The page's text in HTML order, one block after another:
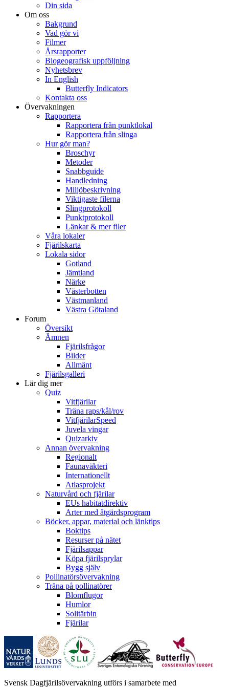
Din sida
Om oss
Bakgrund
Vad gör vi
Filmer
Årsrapporter
Biogeografisk uppföljning
Nyhetsbrev
In English
Butterfly Indicators
Kontakta oss
Övervakningen
Rapportera
Rapportera från punktlokal
Rapportera från slinga
Hur gör man?
Broschyr
Metoder
Snabbguide
Handledning
Miljöbeskrivning
Viktigaste filerna
Slingprotokoll
Punktprotokoll
Länkar & mer filer
Våra lokaler
Fjärilskarta
Lokala sidor
Gotland
Jämtland
Närke
Västerbotten
Västmanland
Västra Götaland
Forum
Översikt
Ämnen
Fjärilsfrågor
Bilder
Allmänt
Fjärilsgalleri
Lär dig mer
Quiz
Vitfjärilar
Träna raps/kål/rov
VitfjärilarSpeed
Juvela vingar
Quizarkiv
Annan övervakning
Regionalt
Faunaväkteri
Internationellt
Atlasprojekt
Naturvård och fjärilar
EUs habitatdirektiv
Arter med åtgärdsprogram
Böcker, appar, material och länktips
Boktips
Resurser på nätet
Fjärilsappar
Köpa fjärilsprylar
Bygg själv
Pollinatörsövervakning
Träna på pollinatörer
Blomflugor
Humlor
Solitärbin
Fjärilar
Svensk Dagfjärilsövervakning utförs i samarbete med